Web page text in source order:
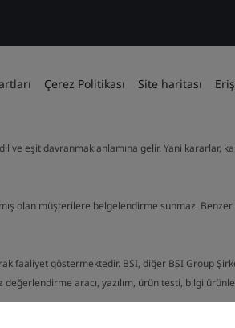
Çerez Politikası Site haritası
ve eşit davranmak anlamına gelir. Yani kararlar,
olan müşterilere belgelendirme sunmaz. Benzer
faaliyet göstermektedir. BSI, diğer BSI Group
aracı, yazılım, ürün testi, bilgi